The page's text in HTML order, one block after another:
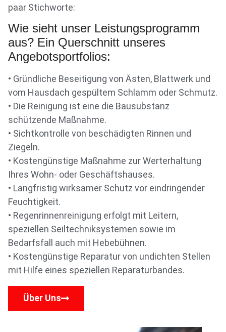
paar Stichworte:
Wie sieht unser Leistungsprogramm
aus? Ein Querschnitt unseres
Angebotsportfolios:
• Gründliche Beseitigung von Ästen, Blattwerk und
vom Hausdach gespültem Schlamm oder Schmutz.
• Die Reinigung ist eine die Bausubstanz
schützende Maßnahme.
• Sichtkontrolle von beschädigten Rinnen und
Ziegeln.
• Kostengünstige Maßnahme zur Werterhaltung
Ihres Wohn- oder Geschäftshauses.
• Langfristig wirksamer Schutz vor eindringender
Feuchtigkeit.
• Regenrinnenreinigung erfolgt mit Leitern,
speziellen Seiltechniksystemen sowie im
Bedarfsfall auch mit Hebebühnen.
• Kostengünstige Reparatur von undichten Stellen
mit Hilfe eines speziellen Reparaturbandes.
Über Uns